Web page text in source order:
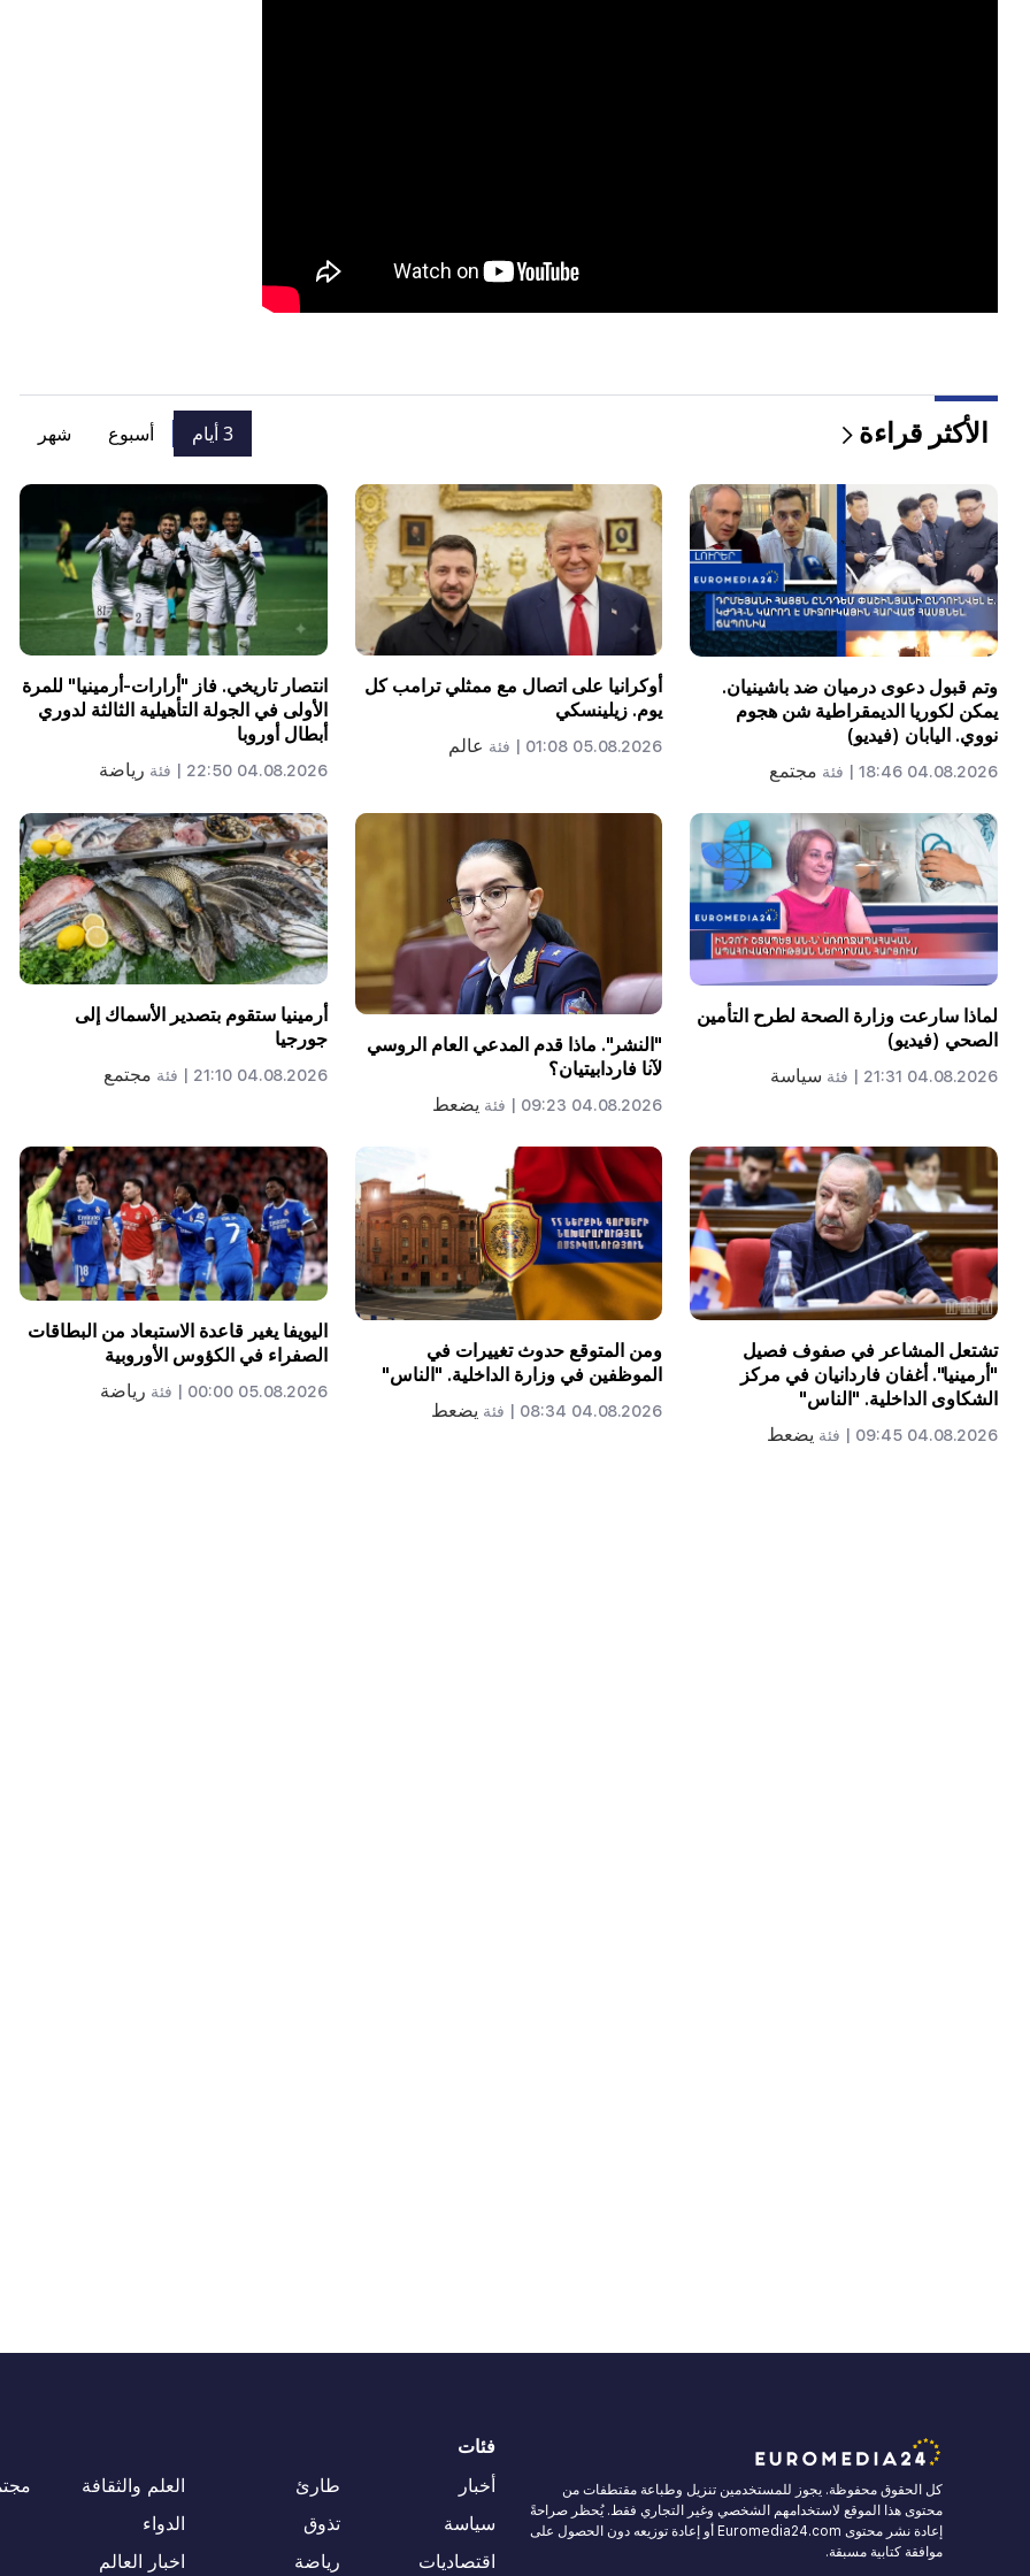
الأكثر قراءة 3 أيام أسبوع شهر
وتم قبول دعوى درميان ضد باشينيان.
يمكن لكوريا الديمقراطية شن هجوم
نووي. اليابان (فيديو)
04.08.2026 18:46 | فئة مجتمع
أوكرانيا على اتصال مع ممثلي ترامب كل
يوم. زيلينسكي
05.08.2026 01:08 | فئة عالم
انتصار تاريخي. فاز "أرارات-أرمينيا" للمرة
الأولى في الجولة التأهيلية الثالثة لدوري
أبطال أوروبا
04.08.2026 22:50 | فئة رياضة
لماذا سارعت وزارة الصحة لطرح التأمين
الصحي (فيديو)
04.08.2026 21:31 | فئة سياسة
"النشر". ماذا قدم المدعي العام الروسي
لآنا فاردابيتيان؟
04.08.2026 09:23 | فئة يضعط
أرمينيا ستقوم بتصدير الأسماك إلى
جورجيا
04.08.2026 21:10 | فئة مجتمع
تشتعل المشاعر في صفوف فصيل
"أرمينيا". أغفان فاردانيان في مركز
الشكاوى الداخلية. "الناس"
04.08.2026 09:45 | فئة يضعط
ومن المتوقع حدوث تغييرات في
الموظفين في وزارة الداخلية. "الناس"
04.08.2026 08:34 | فئة يضعط
اليويفا يغير قاعدة الاستبعاد من البطاقات
الصفراء في الكؤوس الأوروبية
05.08.2026 00:00 | فئة رياضة
كل الحقوق محفوظة. يجوز للمستخدمين تنزيل وطباعة مقتطفات من
محتوى هذا الموقع لاستخدامهم الشخصي وغير التجاري فقط. يُحظر صراحةً
إعادة نشر محتوى Euromedia24.com أو إعادة توزيعه دون الحصول على
موافقة كتابية مسبقة.
فئات
أخبار
سياسة
اقتصاديات
طارئ
تذوق
رياضة
العلم والثقافة
الدواء
اخبار العالم